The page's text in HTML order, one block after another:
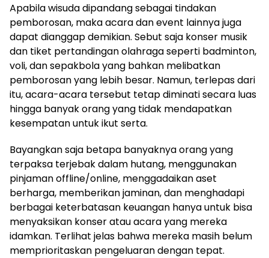
Apabila wisuda dipandang sebagai tindakan
pemborosan, maka acara dan event lainnya juga
dapat dianggap demikian. Sebut saja konser musik
dan tiket pertandingan olahraga seperti badminton,
voli, dan sepakbola yang bahkan melibatkan
pemborosan yang lebih besar. Namun, terlepas dari
itu, acara-acara tersebut tetap diminati secara luas
hingga banyak orang yang tidak mendapatkan
kesempatan untuk ikut serta.
Bayangkan saja betapa banyaknya orang yang
terpaksa terjebak dalam hutang, menggunakan
pinjaman offline/online, menggadaikan aset
berharga, memberikan jaminan, dan menghadapi
berbagai keterbatasan keuangan hanya untuk bisa
menyaksikan konser atau acara yang mereka
idamkan. Terlihat jelas bahwa mereka masih belum
memprioritaskan pengeluaran dengan tepat.